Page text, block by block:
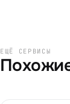
ЕЩЁ СЕРВИСЫ